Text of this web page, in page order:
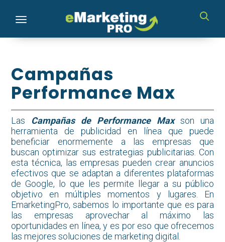
Toggle navigation
Campañas
Performance Max
Las Campañas de Performance Maxson una
herramienta de publicidad en línea que puede
beneficiar enormemente a las empresas que
buscan optimizar sus estrategias publicitarias. Con
esta técnica, las empresas pueden crear anuncios
efectivos que se adaptan a diferentes plataformas
de Google, lo que les permite llegar a su público
objetivo en múltiples momentos y lugares. En
EmarketingPro, sabemos lo importante que es para
las empresas aprovechar al máximo las
oportunidades en línea, y es por eso que ofrecemos
las mejores soluciones de marketing digital.